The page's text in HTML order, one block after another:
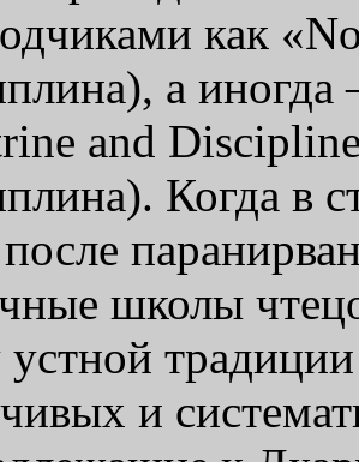
как
а
and
Когда в
после
школы
устной
и